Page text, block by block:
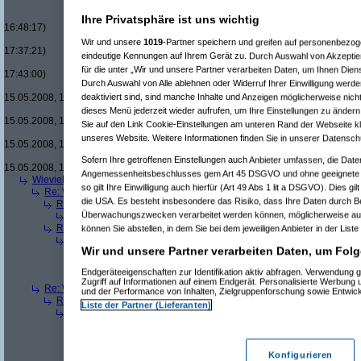
Re(17): Men in Black um
16:48:17)
Re(18): Men in Black
17:37:21)
Re(19): Men in Black
17:43:00)
Re(20): Men in
15.05.2008, 17:46:13)
Re(21): Men in
15.05.2008, 17:49:46)
Re(22): Men
15.05.2008, 18:07:18)
Re(23):
15.05.2008, 18:13:17)
Wieviele blus/hd-dvds habt ihr schon?(bröslam 15.05.2008, 18:06:08)
Re: Wieviele blus/hd-dvds habt ihr schon?( ducducam 15.05.2008,
Re(2): Wieviele blus/hd-dvds habt ihr schon?( brösl am 15.05.2008,
Re(3): Wieviele blus/hd-dvds habt ihr schon?(ducducam
Re(2): Wieviele blus/hd-dvds habt ihr schon?(hackenbush am
Re(4): Wieviele blus/hd-dvds habt ihr schon? (hackenbusham
Re(6): Wieviele blus/hd-dvds habt ihr schon?(
Re: Wieviele blus/hd-dvds habt ihr schon?("without"am 15.05.2008,
Re(2): Wieviele blus/hd-dvds habt ihr schon?
Re(3): Wieviele blus/hd-dvds habt ihr schon?
Re(5): Wieviele blus/hd-dvds habt ihr schon?("without"am
Re(6): Wieviele blus/hd-dvds habt ihr schon?
ducduc
Ihre Privatsphäre ist uns wichtig
Wir und unsere 1019-Partner speichern und greifen auf
eindeutige Kennungen auf Ihrem Gerät zu. Durch Auswahl von
für die unter „Wir und unsere Partner verarbeiten Daten, um Ihnen
Durch Auswahl von Alle ablehnen oder Widerruf Ihrer Einwilligung
deaktiviert sind, sind manche Inhalte und Anzeigen möglicherweise
dieses Menü jederzeit wieder aufrufen, um Ihre Einstellungen zu
Sie auf den Link Cookie-Einstellungen am unteren Rand der Webseite
unseres Website. Weitere Informationen finden Sie in unserer
Sofern Ihre getroffenen Einstellungen auch Anbieter umfassen, die
Angemessenheitsbeschlusses gem Art 45 DSGVO und ohne
so gilt Ihre Einwilligung auch hierfür (Art 49 Abs 1 lit a DSGVO). Dies
die USA. Es besteht insbesondere das Risiko, dass Ihre Daten durch
Überwachungszwecken verarbeitet werden können, möglicherweise
können Sie abstellen, in dem Sie bei dem jeweiligen Anbieter in der
Wir und unsere Partner verarbeiten Daten, um
Endgeräteeigenschaften zur Identifikation aktiv abfragen. Verwendung
Zugriff auf Informationen auf einem Endgerät. Personalisierte Werbung
und der Performance von Inhalten, Zielgruppenforschung sowie
Liste der Partner (Lieferanten)
Konfigurieren